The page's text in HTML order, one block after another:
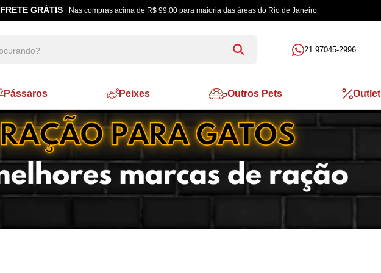
FRETE GRÁTIS | Nas compras acima de R$ 99,00 para maioria das áreas do Rio de Janeiro
21 97045-2996
Pássaros Peixes Outros Pets Outlet